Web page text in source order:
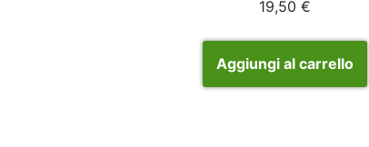
19,50€
Aggiungi al carrello